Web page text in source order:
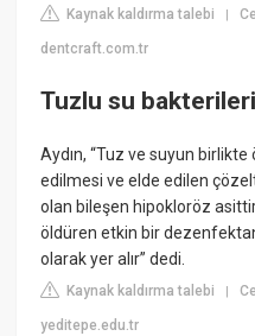
Kaynak kaldırma talebi |
dentcraft.com.tr
Tuzlu su
Aydın, “Tuz ve suyun
edilmesi ve elde edilen
olan bileşen hipokloröz
öldüren etkin bir
olarak yer alır” dedi.
Kaynak kaldırma talebi |
yeditepe.edu.tr